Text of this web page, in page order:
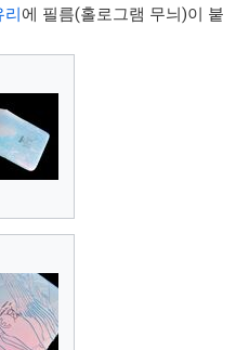
리에 필름(홀로그램 무늬)이 붙